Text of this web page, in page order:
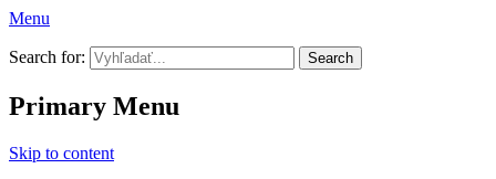
Menu
Prekroč svoj tieň
Search for:
Primary Menu
Skip to content